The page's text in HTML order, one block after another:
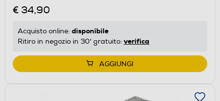
€ 34,90
Acquisto online: disponibile
Ritiro in negozio in 30' gratuito: verifica
AGGIUNGI